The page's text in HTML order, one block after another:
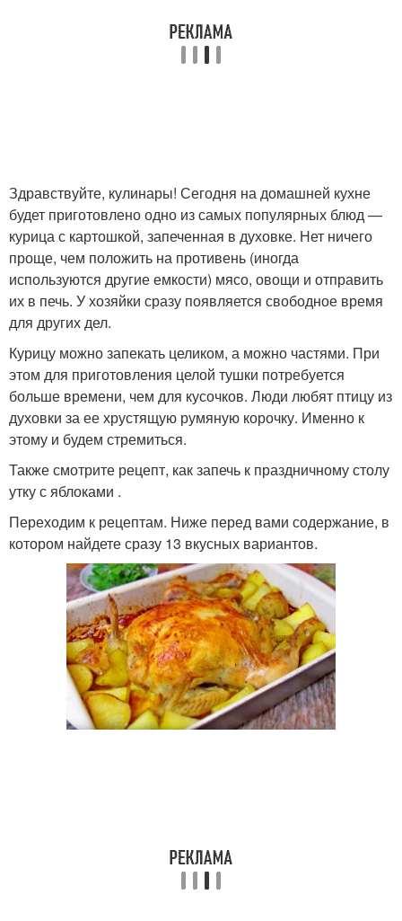
Здравствуйте, кулинары! Сегодня на домашней кухне
будет приготовлено одно из самых популярных блюд —
курица с картошкой, запеченная в духовке. Нет ничего
проще, чем положить на противень (иногда
используются другие емкости) мясо, овощи и отправить
их в печь. У хозяйки сразу появляется свободное время
для других дел.
Курицу можно запекать целиком, а можно частями. При
этом для приготовления целой тушки потребуется
больше времени, чем для кусочков. Люди любят птицу из
духовки за ее хрустящую румяную корочку. Именно к
этому и будем стремиться.
Также смотрите рецепт, как запечь к праздничному столу
утку с яблоками .
Переходим к рецептам. Ниже перед вами содержание, в
котором найдете сразу 13 вкусных вариантов.